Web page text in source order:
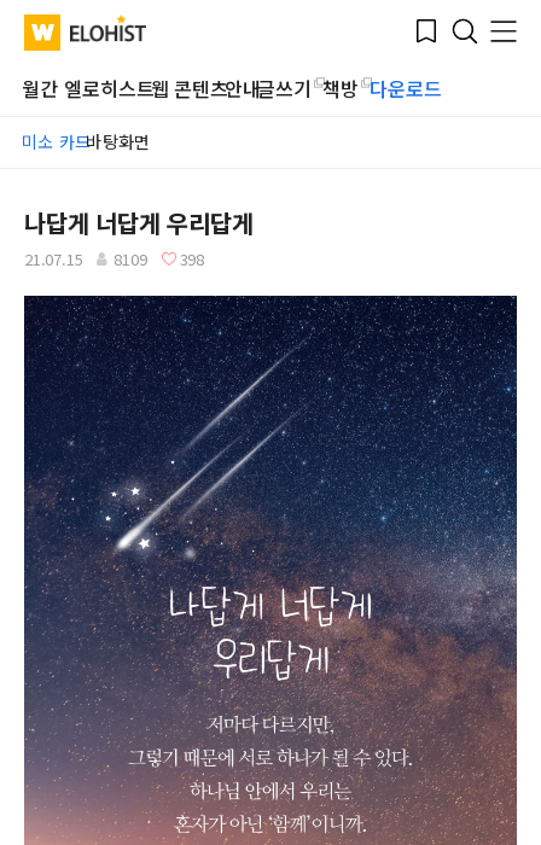
WATV Elohist-
Home
Bookmark
Search
Menu
월간 엘로히스트웹 콘텐츠안내글쓰기 책방 다운로드
미소 카드바탕화면
Submit
나답게 너답게 우리답게
21.07.15 8109 398